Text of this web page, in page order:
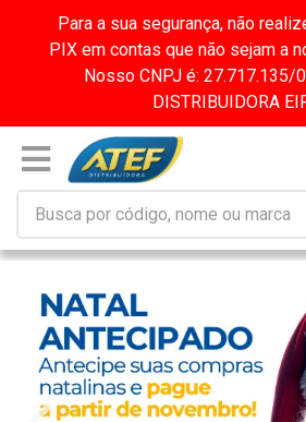
Para a sua segurança, não
PIX em contas que não sejam a
Nosso CNPJ é: 27.717.135/
DISTRIBUIDORA